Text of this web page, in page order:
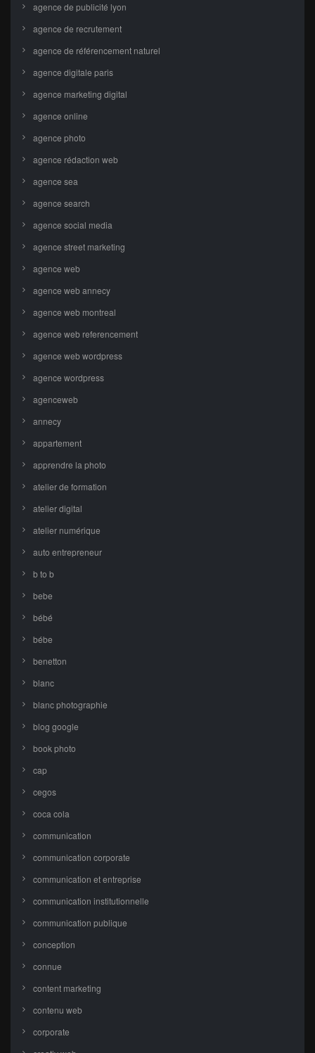
agence de publicité lyon
agence de recrutement
agence de référencement naturel
agence digitale paris
agence marketing digital
agence online
agence photo
agence rédaction web
agence sea
agence search
agence social media
agence street marketing
agence web
agence web annecy
agence web montreal
agence web referencement
agence web wordpress
agence wordpress
agenceweb
annecy
appartement
apprendre la photo
atelier de formation
atelier digital
atelier numérique
auto entrepreneur
b to b
bebe
bébé
bébe
benetton
blanc
blanc photographie
blog google
book photo
cap
cegos
coca cola
communication
communication corporate
communication et entreprise
communication institutionnelle
communication publique
conception
connue
content marketing
contenu web
corporate